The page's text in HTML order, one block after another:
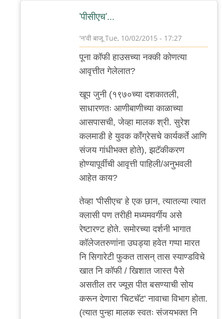
'पीसीएच'...
'न'वी बाजूTue, 10/02/2015 - 17:27
In
reply
मी
गेलेलो
काही
वेळा.
पण
लहान
by
ढेरे
पूना कॉफी हाउसच्या नक्की कोणत्या
आवृत्तीत गेलेलात?
खूप जुनी (१९७०च्या दशकातली,
साधारणतः आणीबाणीच्या काळाच्या
आसपासची, जेव्हा मालक श्री. सुरेश
कलमाडी हे युवक काँग्रेसचे कार्यकर्ते आणि
संजय गांधीभक्त होते), झटॅकीकरण
होण्यापूर्वीची आवृत्ती पाहिली/अनुभवली
आहेत काय?
तेव्हा 'पीसीएच' हे एक छान, त्यातल्या त्यात
क्लासी पण तरीही मध्यमवर्गीय असे
रेष्टारण्ट होते. समोरच्या दर्शनी भागात
कॉलेजतरुणांना उघड्या हवेत गप्पा मारत
नि सिगारेटी फुकत तासन् तास स्याण्डविचे
खात नि कॉफी / खिशात जास्त पैसे
असतील तर ज्यूस पीत बसण्याची सोय
करून देणारा 'चिटचॅट' नावाचा विभाग होता.
(त्यात पुन्हा मालक स्वतः संजयभक्त नि